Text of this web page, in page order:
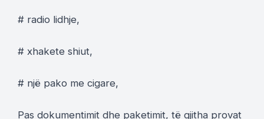
# radio lidhje,
# xhakete shiut,
# një pako me cigare,
Pas dokumentimit dhe paketimit, të gjitha provat